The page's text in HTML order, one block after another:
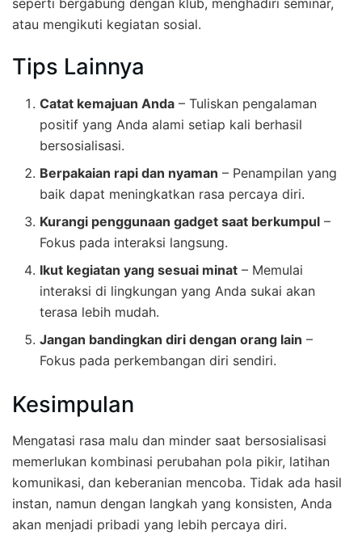
atau mengikuti kegiatan sosial.
Tips Lainnya
Catat kemajuan Anda – Tuliskan pengalaman
positif yang Anda alami setiap kali berhasil
bersosialisasi.
Berpakaian rapi dan nyaman – Penampilan yang
baik dapat meningkatkan rasa percaya diri.
Kurangi penggunaan gadget saat berkumpul –
Fokus pada interaksi langsung.
Ikut kegiatan yang sesuai minat – Memulai
interaksi di lingkungan yang Anda sukai akan
terasa lebih mudah.
Jangan bandingkan diri dengan orang lain –
Fokus pada perkembangan diri sendiri.
Kesimpulan
Mengatasi rasa malu dan minder saat bersosialisasi
memerlukan kombinasi perubahan pola pikir, latihan
komunikasi, dan keberanian mencoba. Tidak ada hasil
instan, namun dengan langkah yang konsisten, Anda
akan menjadi pribadi yang lebih percaya diri.